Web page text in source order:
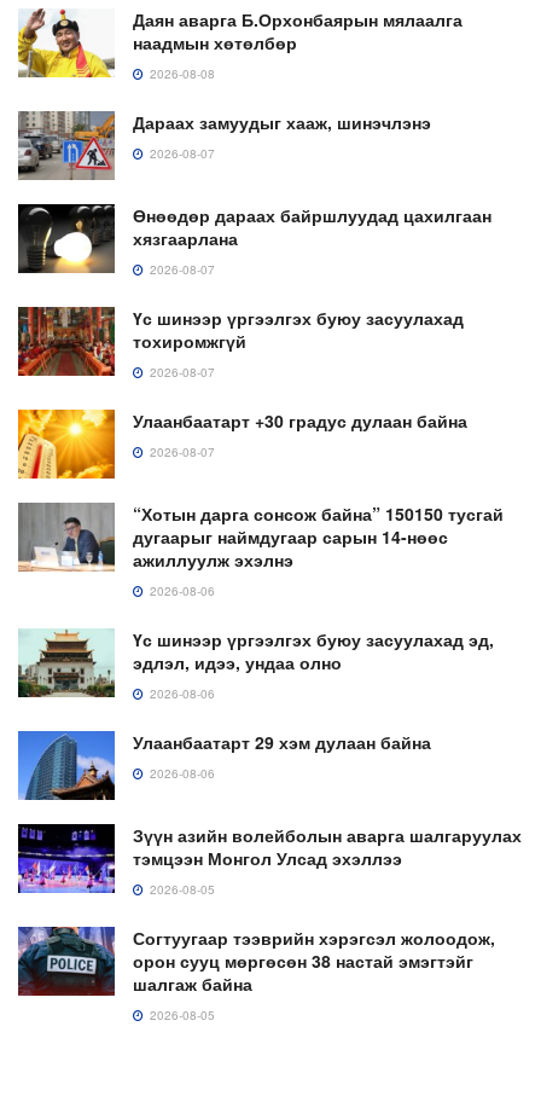
Даян аварга Б.Орхонбаярын мялаалга
наадмын хөтөлбөр
2026-08-08
Дараах замуудыг хааж, шинэчлэнэ
2026-08-07
Өнөөдөр дараах байршлуудад цахилгаан
хязгаарлана
2026-08-07
Үс шинээр үргээлгэх буюу засуулахад
тохиромжгүй
2026-08-07
Улаанбаатарт +30 градус дулаан байна
2026-08-07
“Хотын дарга сонсож байна” 150150 тусгай
дугаарыг наймдугаар сарын 14-нөөс
ажиллуулж эхэлнэ
2026-08-06
Үс шинээр үргээлгэх буюу засуулахад эд,
эдлэл, идээ, ундаа олно
2026-08-06
Улаанбаатарт 29 хэм дулаан байна
2026-08-06
Зүүн азийн волейболын аварга шалгаруулах
тэмцээн Монгол Улсад эхэллээ
2026-08-05
Согтуугаар тээврийн хэрэгсэл жолоодож,
орон сууц мөргөсөн 38 настай эмэгтэйг
шалгаж байна
2026-08-05